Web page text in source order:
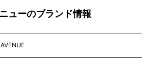
ューのブランド情報
AVENUE